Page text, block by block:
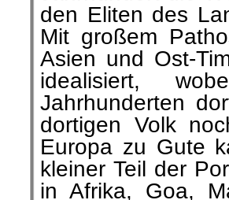
den Eliten des
Mit großem
Asien und Ost-
idealisiert,
Jahrhunderten
dortigen Volk
Europa zu Gute
kleiner Teil der
in Afrika, Goa,